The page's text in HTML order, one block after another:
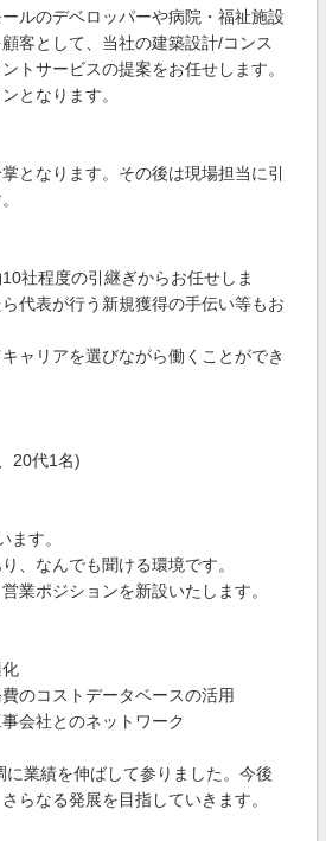
ルのデベロッパーや病院・福祉施設
客として、当社の建築設計/コンス
トサービスの提案をお任せします。
となります。
となります。その後は現場担当に引
社程度の引継ぎからお任せしま
代表が行う新規獲得の手伝い等もお
ャリアを選びながら働くことができ
20代1名)
ます。
、なんでも聞ける環境です。
業ポジションを新設いたします。
化
のコストデータベースの活用
会社とのネットワーク
業績を伸ばして参りました。今後
らなる発展を目指していきます。